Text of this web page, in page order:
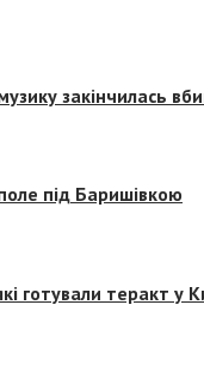
закінчилась
під Баришівкою
готували теракт у